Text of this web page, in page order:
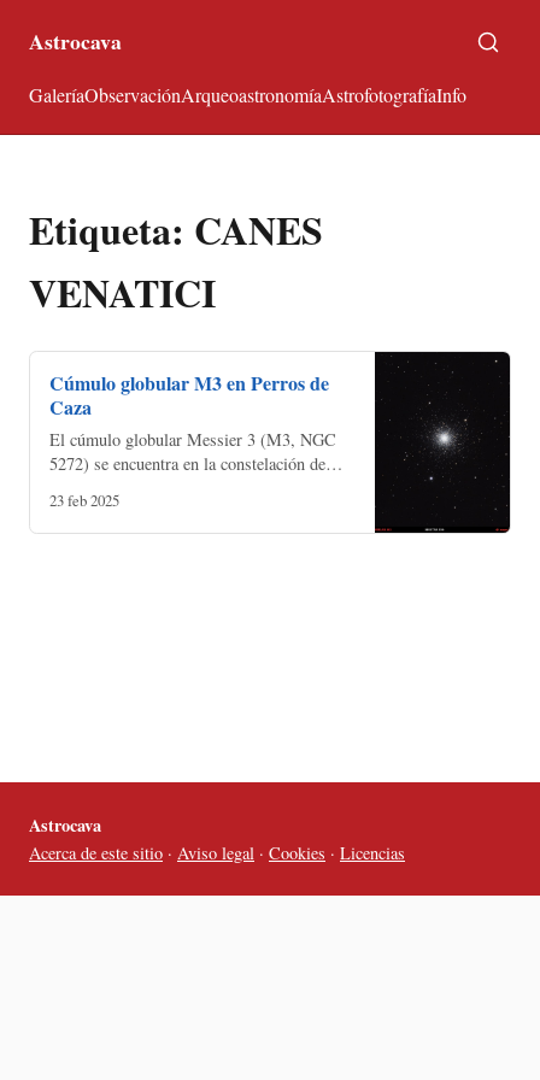
Astrocava
GaleríaObservaciónArqueoastronomíaAstrofotografíaInfo
Etiqueta: CANES
VENATICI
Cúmulo globular M3 en Perros de
Caza
El cúmulo globular Messier 3 (M3, NGC
5272) se encuentra en la constelación de
Exposición: 750 x 10s * Fecha de
adquisición: 4 al 7 de febrero…
23 feb 2025
Astrocava
Acerca de este sitio · Aviso legal · Cookies · Licencias